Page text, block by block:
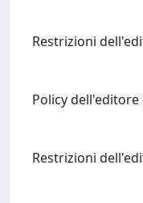
Restrizioni
Policy dell'editore
Restrizioni